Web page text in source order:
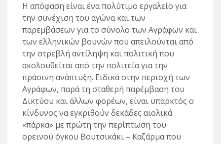
Η απόφαση είναι ένα πολύτιμο εργαλείο για
την συνέχιση του αγώνα και των
παρεμβάσεων για το σύνολο των Αγράφων και
των ελληνικών βουνών που απειλούνται από
την στρεβλή αντίληψη και πολιτική που
ακολουθείται από την πολιτεία για την
πράσινη ανάπτυξη. Ειδικά στην περιοχή των
Αγράφων, παρά τη σταθερή παρέμβαση του
Δικτύου και άλλων φορέων, είναι υπαρκτός ο
κίνδυνος να εγκριθούν δεκάδες αιολικά
«πάρκα» με πρώτη την περίπτωση του
ορεινού όγκου Βουτσικάκι – Καζάρμα που